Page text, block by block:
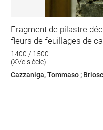
Fragment de pilastre
fleurs de feuillages de
1400 / 1500
(XVe siècle)